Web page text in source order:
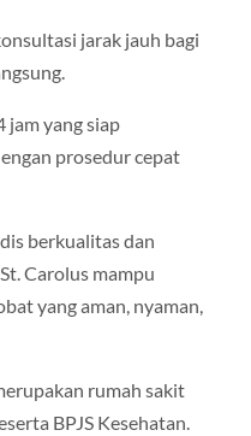
jarak jauh bagi
yang siap
prosedur cepat
berkualitas dan
Carolus mampu
yang aman, nyaman,
rumah sakit
BPJS Kesehatan.